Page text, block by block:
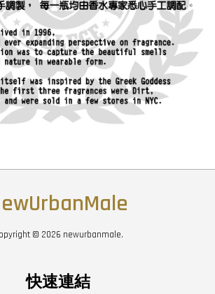
© 2026 newurbanmale.
快速連結